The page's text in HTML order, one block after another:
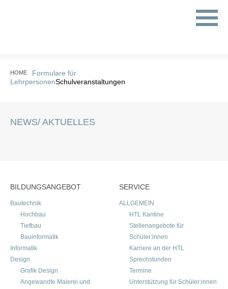
HOME
Formulare für
LehrpersonenSchulveranstaltungen
NEWS/ AKTUELLES
BILDUNGSANGEBOT
Bautechnik
Hochbau
Tiefbau
Bauinformatik
Informatik
Design
Grafik Design
Angewandte Malerei und
SERVICE
ALLGEMEIN
HTL Kantine
Stellenangebote für
Schüler:innen
Karriere an der HTL
Sprechstunden
Termine
Unterstützung für Schüler:innen